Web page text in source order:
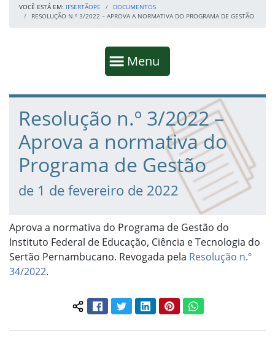
VOCÊ ESTÁ EM: IFSERTÃOPE
DOCUMENTOS
RESOLUÇÃO N.º 3/2022 – APROVA A NORMATIVA DO PROGRAMA DE GESTÃO
Mostrar
Menu
Fim da navegação
Início do conteúdo
Resolução n.º 3/2022 –
Aprova a normativa do
Programa de Gestão
de 1 de fevereiro de 2022
Aprova a normativa do Programa de Gestão do
Instituto Federal de Educação, Ciência e Tecnologia do
Sertão Pernambucano. Revogada pela Resolução n.º
34/2022.
Compartilhar conteúdo:
FacebookTwitterLinkedInPinterestWhatsApp